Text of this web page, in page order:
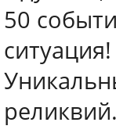
50
ситуация!